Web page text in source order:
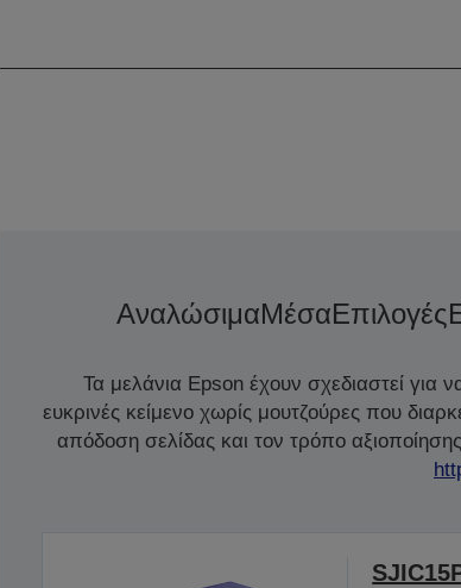
ΑναλώσιμαΜέσαΕπιλογές
Τα μελάνια Epson έχουν σχεδιαστεί
ευκρινές κείμενο χωρίς μουτζούρες που
απόδοση σελίδας και τον τρόπο